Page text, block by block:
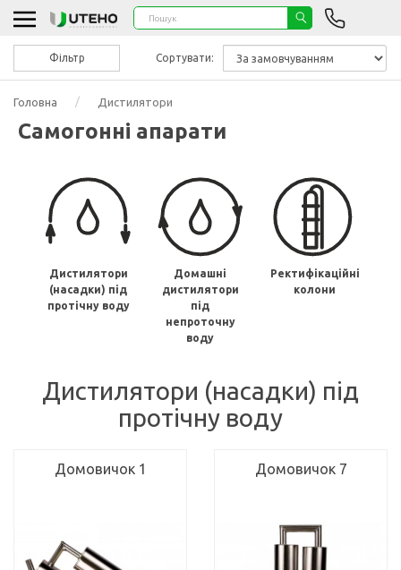
Головна Дистилятори
Самогонні апарати
Дистилятори
(насадки) під
протічну воду
Домашні
дистилятори
під
непроточну
воду
Ректифікаційні
колони
Дистилятори (насадки) під
протічну воду
Домовичок 1 Домовичок 7
Фільтр Сортувати: